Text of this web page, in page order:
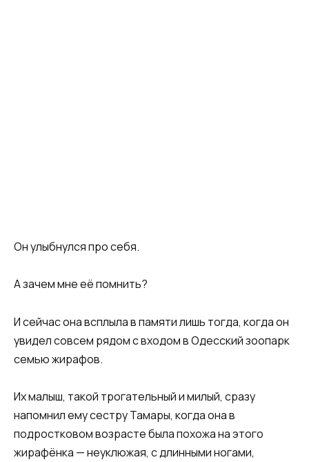
Он улыбнулся про себя.
А зачем мне её помнить?
И сейчас она всплыла в памяти лишь тогда, когда он
увидел совсем рядом с входом в Одесский зоопарк
семью жирафов.
Их малыш, такой трогательный и милый, сразу
напомнил ему сестру Тамары, когда она в
подростковом возрасте была похожа на этого
жирафёнка — неуклюжая, с длинными ногами,